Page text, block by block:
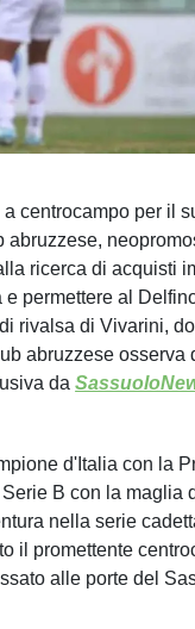
centrocampo per il
abruzzese,
ricerca di acquisti
permettere al
rivalsa di Vivarini,
abruzzese osserva
da
d'Italia con la
B con la maglia
nella serie
il promettente
alle porte del